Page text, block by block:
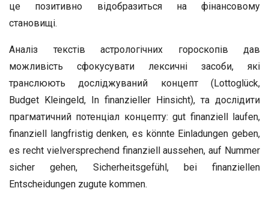
це позитивно відобразиться на фінансовому
становищі.
Аналіз текстів астрологічних гороскопів дав
можливість сфокусувати лексичні засоби, які
транслюють досліджуваний концепт (Lottoglück,
Budget Kleingeld, In finanzieller Hinsicht), та дослідити
прагматичний потенціал концепту: gut finanziell laufen,
finanziell langfristig denken, es könnte Einladungen geben,
es recht vielversprechend finanziell aussehen, auf Nummer
sicher gehen, Sicherheitsgefühl, bei finanziellen
Entscheidungen zugute kommen.